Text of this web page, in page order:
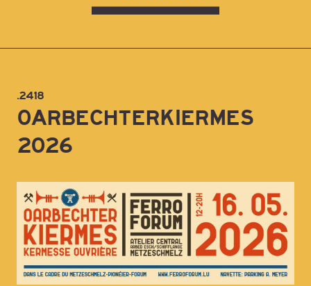
.2418
OARBECHTERKIERMES
2026